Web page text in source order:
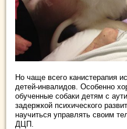
Но чаще всего канистерапия
детей-инвалидов. Особенно
обученные собаки детям с
задержкой психического
научиться управлять своим
ДЦП.